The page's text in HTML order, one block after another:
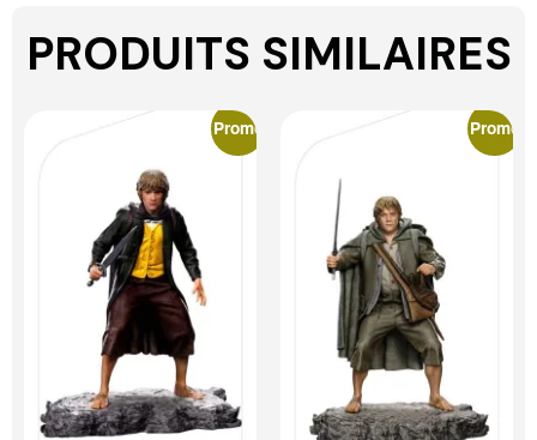
PRODUITS SIMILAIRES
Promo Promo